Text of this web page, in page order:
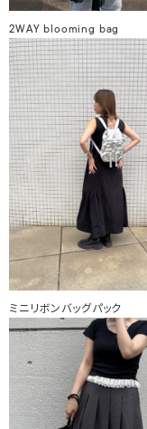
2WAY blooming bag
ミニリボンバッグパック